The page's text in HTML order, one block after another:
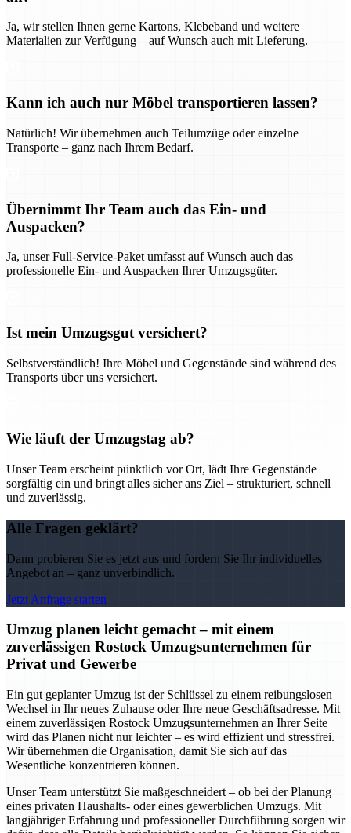
Ja, wir stellen Ihnen gerne Kartons, Klebeband und weitere
Materialien zur Verfügung – auf Wunsch auch mit Lieferung.
Kann ich auch nur Möbel transportieren lassen?
Natürlich! Wir übernehmen auch Teilumzüge oder einzelne
Transporte – ganz nach Ihrem Bedarf.
Übernimmt Ihr Team auch das Ein- und
Auspacken?
Ja, unser Full-Service-Paket umfasst auf Wunsch auch das
professionelle Ein- und Auspacken Ihrer Umzugsgüter.
Ist mein Umzugsgut versichert?
Selbstverständlich! Ihre Möbel und Gegenstände sind während des
Transports über uns versichert.
Wie läuft der Umzugstag ab?
Unser Team erscheint pünktlich vor Ort, lädt Ihre Gegenstände
sorgfältig ein und bringt alles sicher ans Ziel – strukturiert, schnell
und zuverlässig.
Alle Fragen geklärt?
Dann probieren Sie es jetzt aus und fordern Sie Ihr individuelles
Angebot an – ganz unverbindlich.
Jetzt Anfrage starten
Umzug planen leicht gemacht – mit einem
zuverlässigen Rostock Umzugsunternehmen für
Privat und Gewerbe
Ein gut geplanter Umzug ist der Schlüssel zu einem reibungslosen
Wechsel in Ihr neues Zuhause oder Ihre neue Geschäftsadresse. Mit
einem zuverlässigen Rostock Umzugsunternehmen an Ihrer Seite
wird das Planen nicht nur leichter – es wird effizient und stressfrei.
Wir übernehmen die Organisation, damit Sie sich auf das
Wesentliche konzentrieren können.
Unser Team unterstützt Sie maßgeschneidert – ob bei der Planung
eines privaten Haushalts- oder eines gewerblichen Umzugs. Mit
langjähriger Erfahrung und professioneller Durchführung sorgen wir